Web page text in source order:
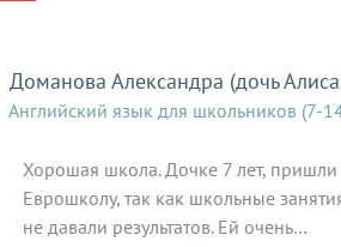
Доманова Александра (дочь
Английский язык для школьников (7-
Хорошая школа. Дочке 7 лет, пришли
Еврошколу, так как школьные
не давали результатов. Ей очень…